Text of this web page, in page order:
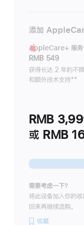
添加
AppleCare+ 服务
RMB 549
获得长达 2 年的不
和额外技术支持脚
**
RMB
或 RMB
需要考虑一下？
将此设备加入你的收
回来再继续选购。
收藏